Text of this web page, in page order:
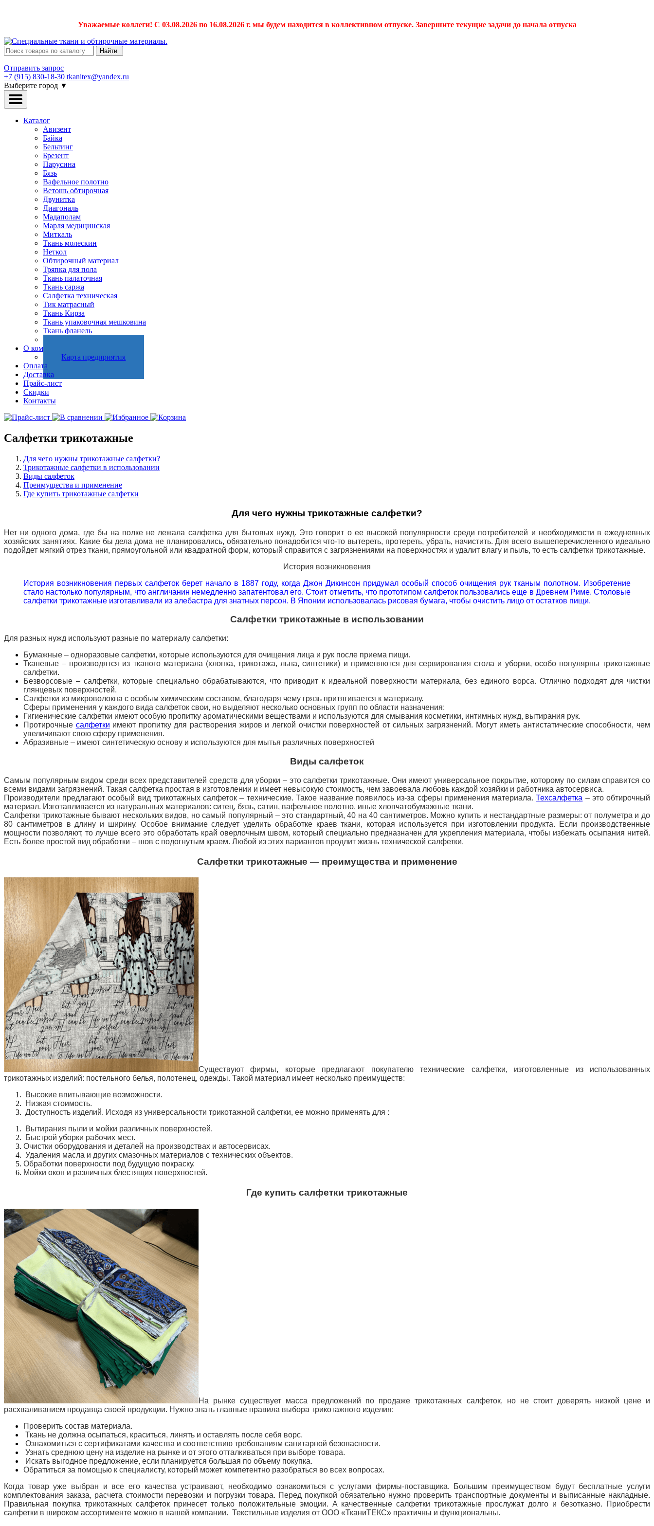
Уважаемые коллеги! С 03.08.2026 по 16.08.2026 г. мы будем находится в коллективном отпуске. Завершите текущие задачи до начала отпуска
Найти
Отправить запрос
+7 (915) 830-18-30 tkanitex@yandex.ru
Выберите город ▼
Каталог
Авизент
Байка
Бельтинг
Брезент
Парусина
Бязь
Вафельное полотно
Ветошь обтирочная
Двунитка
Диагональ
Мадаполам
Марля медицинская
Миткаль
Ткань молескин
Неткол
Обтирочный материал
Тряпка для пола
Ткань палаточная
Ткань саржа
Салфетка техническая
Тик матрасный
Ткань Кирза
Ткань упаковочная мешковина
Ткань фланель
О компании
Карта предприятия
Оплата
Доставка
Прайс-лист
Скидки
Контакты
Салфетки трикотажные
Для чего нужны трикотажные салфетки?
Трикотажные салфетки в использовании
Виды салфеток
Преимущества и применение
Где купить трикотажные салфетки
Для чего нужны трикотажные салфетки?
Нет ни одного дома, где бы на полке не лежала салфетка для бытовых нужд. Это говорит о ее высокой популярности среди потребителей и необходимости в ежедневных
хозяйских занятиях. Какие бы дела дома не планировались, обязательно понадобится что-то вытереть, протереть, убрать, начистить. Для всего вышеперечисленного идеально
подойдет мягкий отрез ткани, прямоугольной или квадратной форм, который справится с загрязнениями на поверхностях и удалит влагу и пыль, то есть салфетки трикотажные.
История возникновения
История возникновения первых салфеток берет начало в 1887 году, когда Джон Дикинсон придумал особый способ очищения рук тканым полотном. Изобретение
стало настолько популярным, что англичанин немедленно запатентовал его. Стоит отметить, что прототипом салфеток пользовались еще в Древнем Риме. Столовые
салфетки трикотажные изготавливали из алебастра для знатных персон. В Японии использовалась рисовая бумага, чтобы очистить лицо от остатков пищи.
Салфетки трикотажные в использовании
Для разных нужд используют разные по материалу салфетки:
Бумажные – одноразовые салфетки, которые используются для очищения лица и рук после приема пищи.
Тканевые – производятся из тканого материала (хлопка, трикотажа, льна, синтетики) и применяются для сервирования стола и уборки, особо популярны трикотажные
салфетки.
Безворсовые – салфетки, которые специально обрабатываются, что приводит к идеальной поверхности материала, без единого ворса. Отлично подходят для чистки
глянцевых поверхностей.
Салфетки из микроволокна с особым химическим составом, благодаря чему грязь притягивается к материалу.
Сферы применения у каждого вида салфеток свои, но выделяют несколько основных групп по области назначения:
Гигиенические салфетки имеют особую пропитку ароматическими веществами и используются для смывания косметики, интимных нужд, вытирания рук.
Протирочные салфетки имеют пропитку для растворения жиров и легкой очистки поверхностей от сильных загрязнений. Могут иметь антистатические способности, чем
увеличивают свою сферу применения.
Абразивные – имеют синтетическую основу и используются для мытья различных поверхностей
Виды салфеток
Самым популярным видом среди всех представителей средств для уборки – это салфетки трикотажные. Они имеют универсальное покрытие, которому по силам справится со
всеми видами загрязнений. Такая салфетка простая в изготовлении и имеет невысокую стоимость, чем завоевала любовь каждой хозяйки и работника автосервиса.
Производители предлагают особый вид трикотажных салфеток – технические. Такое название появилось из-за сферы применения материала.Техсалфетка – это обтирочный
материал. Изготавливается из натуральных материалов: ситец, бязь, сатин, вафельное полотно, иные хлопчатобумажные ткани.
Салфетки трикотажные бывают нескольких видов, но самый популярный – это стандартный, 40 на 40 сантиметров. Можно купить и нестандартные размеры: от полуметра и до
80 сантиметров в длину и ширину. Особое внимание следует уделить обработке краев ткани, которая используется при изготовлении продукта. Если производственные
мощности позволяют, то лучше всего это обработать край оверлочным швом, который специально предназначен для укрепления материала, чтобы избежать осыпания нитей.
Есть более простой вид обработки – шов с подогнутым краем. Любой из этих вариантов продлит жизнь технической салфетки.
Салфетки трикотажные — преимущества и применение
Существуют фирмы, которые предлагают покупателю технические салфетки, изготовленные из использованных
трикотажных изделий: постельного белья, полотенец, одежды. Такой материал имеет несколько преимуществ:
Высокие впитывающие возможности.
Низкая стоимость.
Доступность изделий. Исходя из универсальности трикотажной салфетки, ее можно применять для :
Вытирания пыли и мойки различных поверхностей.
Быстрой уборки рабочих мест.
Очистки оборудования и деталей на производствах и автосервисах.
Удаления масла и других смазочных материалов с технических объектов.
Обработки поверхности под будущую покраску.
Мойки окон и различных блестящих поверхностей.
Где купить салфетки трикотажные
На рынке существует масса предложений по продаже трикотажных салфеток, но не стоит доверять низкой цене и
расхваливанием продавца своей продукции. Нужно знать главные правила выбора трикотажного изделия:
Проверить состав материала.
Ткань не должна осыпаться, краситься, линять и оставлять после себя ворс.
Ознакомиться с сертификатами качества и соответствию требованиям санитарной безопасности.
Узнать среднюю цену на изделие на рынке и от этого отталкиваться при выборе товара.
Искать выгодное предложение, если планируется большая по объему покупка.
Обратиться за помощью к специалисту, который может компетентно разобраться во всех вопросах.
Когда товар уже выбран и все его качества устраивают, необходимо ознакомиться с услугами фирмы-поставщика. Большим преимуществом будут бесплатные услуги
комплектования заказа, расчетастоимости перевозки и погрузки товара. Перед покупкой обязательно нужно проверить транспортные документы и выписанные накладные.
Правильная покупка трикотажных салфеток принесет только положительные эмоции. А качественные салфетки трикотажные прослужат долго и безотказно.
Приобрести
салфетки в широком ассортименте можно в нашей компании. Текстильные изделия от ООО «ТканиТЕКС» практичны и функциональны.